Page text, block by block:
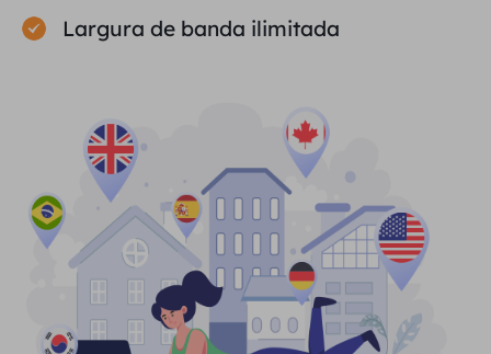
Largura de banda ilimitada